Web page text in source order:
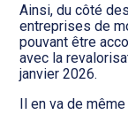
Ainsi, du côté
entreprises de
pouvant être
avec la
janvier 2026.
Il en va de même